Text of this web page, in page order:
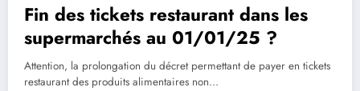
Fin des tickets restaurant dans les
supermarchés au 01/01/25 ?
Attention, la prolongation du décret permettant de payer en tickets
restaurant des produits alimentaires non…